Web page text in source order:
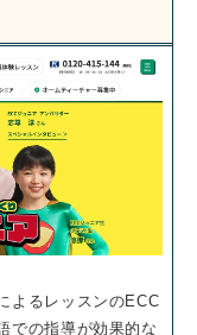
よるレッスンのECC
での指導が効果的な